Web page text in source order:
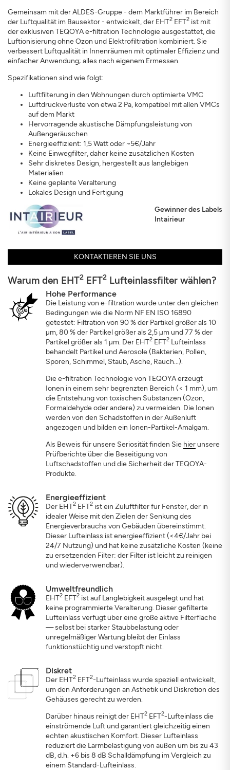
Gemeinsam mit der ALDES-Gruppe - dem Marktführer im Bereich
der Luftqualität im Bausektor - entwickelt, der EHT2 EFT2 ist mit
der exklusiven TEQOYA e-filtration Technologie ausgestattet, die
Luftionisierung ohne Ozon und Elektrofiltration kombiniert. Sie
verbessert Luftqualität in Innenräumen mit optimaler Effizienz und
einfacher Anwendung; alles nach eigenem Ermessen.
Spezifikationen sind wie folgt:
Luftfilterung in den Wohnungen durch optimierte VMC
Luftdruckverluste von etwa 2 Pa, kompatibel mit allen VMCs
auf dem Markt
Hervorragende akustische Dämpfungsleistung von
Außengeräuschen
Energieeffizient: 1,5 Watt oder ~5€/Jahr
Keine Einwegfilter, daher keine zusätzlichen Kosten
Sehr diskretes Design, hergestellt aus langlebigen
Materialien
Keine geplante Veralterung
Lokales Design und Fertigung
Gewinner des Labels
Intairieur
KONTAKTIEREN SIE UNS
Warum den EHT2 EFT2 Lufteinlassfilter wählen?
Hohe Performance
Die Leistung von e-filtration wurde unter den gleichen
Bedingungen wie die Norm NF EN ISO 16890
getestet: Filtration von 90 % der Partikel größer als 10
µm, 80 % der Partikel größer als 2,5 µm und 77 % der
Partikel größer als 1 µm. Der EHT2 EFT2 Lufteinlass
behandelt Partikel und Aerosole (Bakterien, Pollen,
Sporen, Schimmel, Staub, Asche, Rauch...).
Die e-filtration Technologie von TEQOYA erzeugt
Ionen in einem sehr begrenzten Bereich (< 1 mm), um
die Entstehung von toxischen Substanzen (Ozon,
Formaldehyde oder andere) zu vermeiden. Die Ionen
werden von den Schadstoffen in der Außenluft
angezogen und bilden ein Ionen-Partikel-Amalgam.
Als Beweis für unsere Seriosität finden Sie hierunsere
Prüfberichte über die Beseitigung von
Luftschadstoffen und die Sicherheit der TEQOYA-
Produkte.
Energieeffizient
Der EHT2 EFT2 ist ein Zuluftfilter für Fenster, der in
idealer Weise mit den Zielen der Senkung des
Energieverbrauchs von Gebäuden übereinstimmt.
Dieser Lufteinlass ist energieeffizient (<4€/Jahr bei
24/7 Nutzung) und hat keine zusätzliche Kosten (keine
zu ersetzenden Filter: der Filter ist leicht zu reinigen
und wiederverwendbar).
Umweltfreundlich
EHT2 EFT2 ist auf Langlebigkeit ausgelegt und hat
keine programmierte Veralterung. Dieser gefilterte
Lufteinlass verfügt über eine große aktive Filterfläche
— selbst bei starker Staubbelastung oder
unregelmäßiger Wartung bleibt der Einlass
funktionstüchtig und verstopft nicht.
Diskret
Der EHT2 EFT2-Lufteinlass wurde speziell entwickelt,
um den Anforderungen an Ästhetik und Diskretion des
Gehäuses gerecht zu werden.
Darüber hinaus reinigt der EHT2 EFT2-Lufteinlass die
einströmende Luft und garantiert gleichzeitig einen
echten akustischen Komfort. Dieser Lufteinlass
reduziert die Lärmbelästigung von außen um bis zu 43
dB, d.h. +6 bis 8 dB Schalldämpfung im Vergleich zu
einem Standard-Lufteinlass.